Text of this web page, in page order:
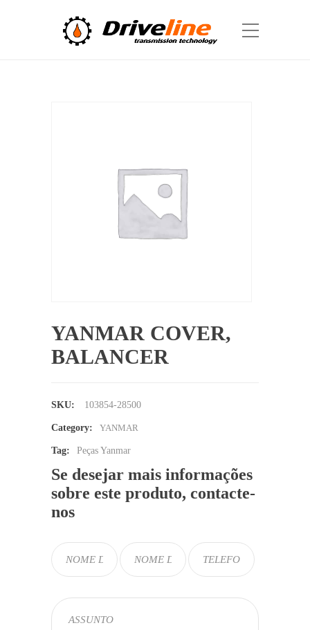
YANMAR COVER,
BALANCER
SKU: 103854-28500
Category: YANMAR
Tag: Peças Yanmar
Se desejar mais informações
sobre este produto, contacte-
nos